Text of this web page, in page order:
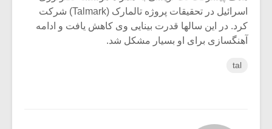
اسرائیل در تحقیقات پروژه تالمارک (Talmark) شرکت
کرد. در این سالها قدرت بینایی وی کاهش یافت و ادامه
آهنگسازی برای او بسیار مشکل شد.
tal